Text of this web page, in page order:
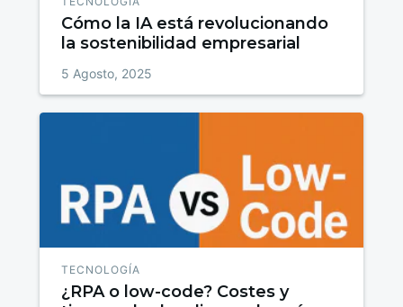
Cómo la IA está revolucionando
la sostenibilidad empresarial
5 Agosto, 2025
TECNOLOGÍA
¿RPA o low-code? Costes y